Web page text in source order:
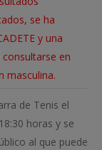
se ha
y una
consultarse en
masculina.
de Tenis el
horas y se
al que puede